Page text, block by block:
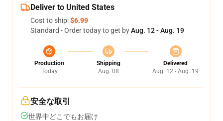
Deliver to United States
Cost to ship:$6.99
Standard - Order today to get byAug. 12 - Aug. 19
Production
Today
Shipping
Aug. 08
Delivered
Aug. 12 - Aug. 19
安全な取引
世界中どこでもお届け